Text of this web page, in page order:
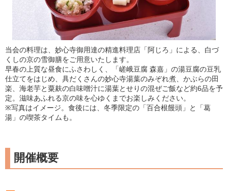
当会の料理は、妙心寺御用達の精進料理店「阿じろ」による、白づ
くしの京の雪御膳をご用意いたします。
早春の上質な昼食にふさわしく、「嵯峨豆腐 森嘉」の湯豆腐の豆乳
仕立てをはじめ、具だくさんの妙心寺湯葉のみぞれ煮、かぶらの田
楽、海老芋と粟麸の白味噌汁に湯葉とせりの混ぜご飯など約6品を予
定。滋味あふれる京の味を心ゆくまでお楽しみください。
※写真はイメージ。食後には、冬季限定の「百合根饅頭」と「葛
湯」の喫茶タイムも。
開催概要